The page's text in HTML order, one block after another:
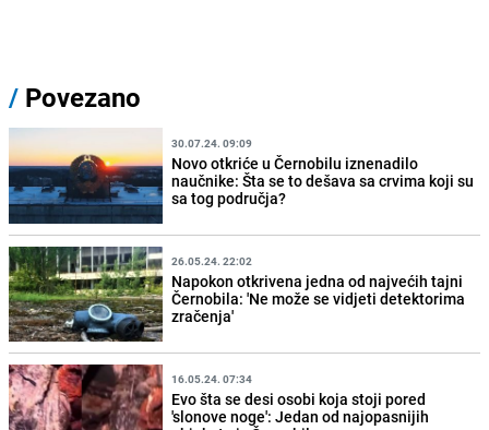
/ Povezano
30.07.24. 09:09
Novo otkriće u Černobilu iznenadilo
naučnike: Šta se to dešava sa crvima koji su
sa tog područja?
26.05.24. 22:02
Napokon otkrivena jedna od najvećih tajni
Černobila: 'Ne može se vidjeti detektorima
zračenja'
16.05.24. 07:34
Evo šta se desi osobi koja stoji pored
'slonove noge': Jedan od najopasnijih